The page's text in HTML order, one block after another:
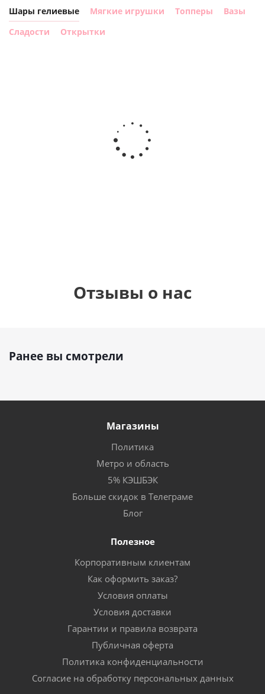
Шары гелиевые Мягкие игрушки Топперы
Вазы
Сладости
Открытки
Сердце розовое
фольгированный
Отзывы о нас
Ранее вы смотрели
Магазины
Политика
Метро и область
5% КЭШБЭК
Больше скидок в Телеграме
Блог
Полезное
Корпоративным клиентам
Как оформить заказ?
Условия оплаты
Условия доставки
Гарантии и правила возврата
Публичная оферта
Политика конфиденциальности
Согласие на обработку персональных данных